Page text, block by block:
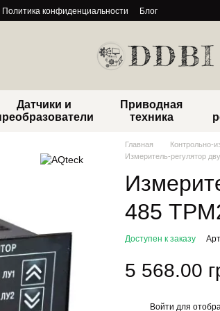
Политика конфиденциальности Блог
Датчики и
Приводная
техника
Главная Контрольно-
Измеритель-регулятор
485
Доступен к заказу
5 568.00
Войти для